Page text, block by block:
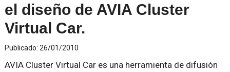
el diseño de AVIA Cluster
Virtual Car.
Publicado: 26/01/2010
AVIA Cluster Virtual Car es una herramienta de difusión